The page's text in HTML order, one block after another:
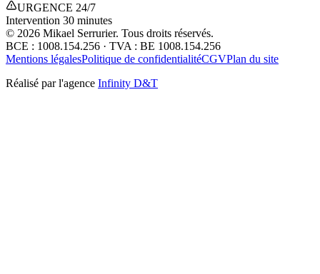
URGENCE 24/7
Intervention 30 minutes
© 2026 Mikael Serrurier. Tous droits réservés.
BCE : 1008.154.256 · TVA : BE 1008.154.256
Mentions légalesPolitique de confidentialitéCGVPlan du site
Réalisé par l'agence Infinity D&T